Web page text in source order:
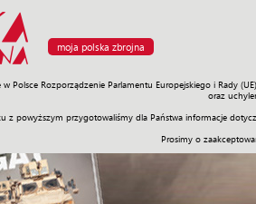
moja polska zbrojna
Polsce Rozporządzenie Parlamentu Europejskiego i Rady
oraz
z powyższym przygotowaliśmy dla Państwa informacje
Prosimy o
Misje Polityka Prawo Świat